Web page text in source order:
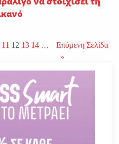
11 12 13 14 …
Επόμενη Σελίδα
»